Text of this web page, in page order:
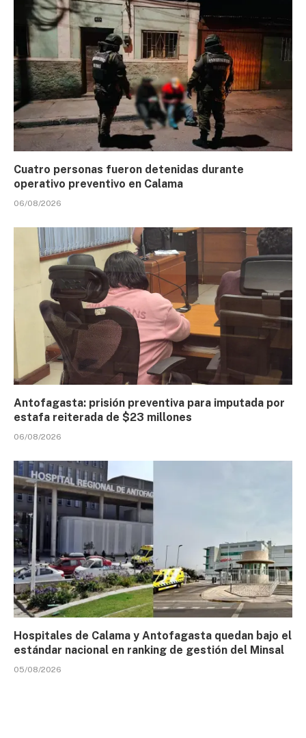
Cuatro personas fueron detenidas durante
operativo preventivo en Calama
06/08/2026
Antofagasta: prisión preventiva para imputada por
estafa reiterada de $23 millones
06/08/2026
Hospitales de Calama y Antofagasta quedan bajo el
estándar nacional en ranking de gestión del Minsal
05/08/2026